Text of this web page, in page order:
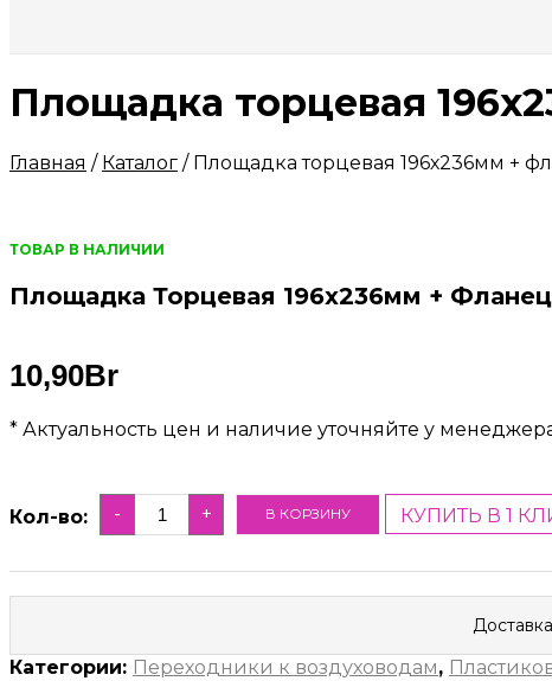
Площадка торцевая
Главная / Каталог / Площадка торцевая 196х236мм +
ТОВАР В НАЛИЧИИ
Площадка Торцевая 196х236мм +
10,90Br
* Актуальность цен и наличие уточняйте у
Кол-во: - + В КОРЗИНУ КУПИТЬ В 1
Категории: Переходники к воздуховодам,